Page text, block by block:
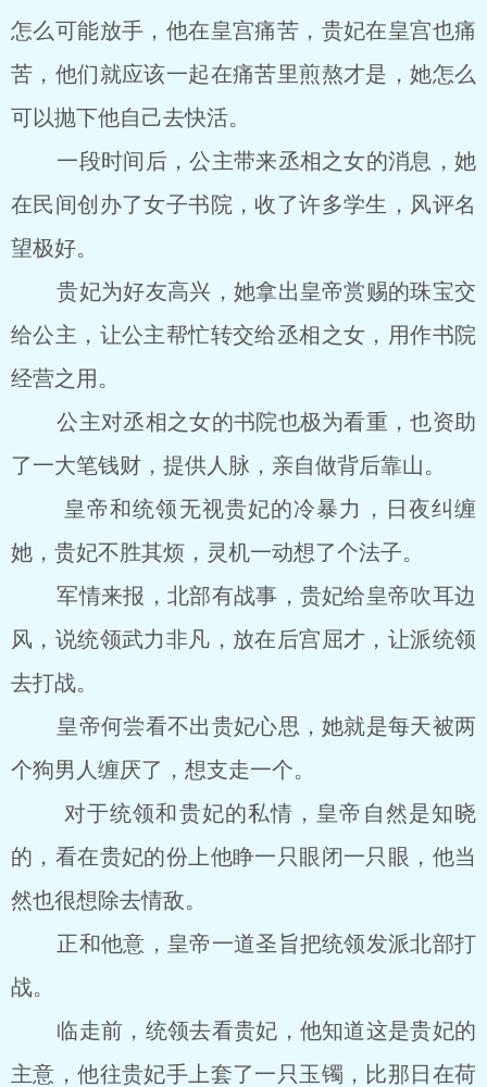
怎么可能放手，他在皇宫痛苦，贵妃在皇宫也痛
苦，他们就应该一起在痛苦里煎熬才是，她怎么
可以抛下他自己去快活。
一段时间后，公主带来丞相之女的消息，她
在民间创办了女子书院，收了许多学生，风评名
望极好。
贵妃为好友高兴，她拿出皇帝赏赐的珠宝交
给公主，让公主帮忙转交给丞相之女，用作书院
经营之用。
公主对丞相之女的书院也极为看重，也资助
了一大笔钱财，提供人脉，亲自做背后靠山。
皇帝和统领无视贵妃的冷暴力，日夜纠缠
她，贵妃不胜其烦，灵机一动想了个法子。
军情来报，北部有战事，贵妃给皇帝吹耳边
风，说统领武力非凡，放在后宫屈才，让派统领
去打战。
皇帝何尝看不出贵妃心思，她就是每天被两
个狗男人缠厌了，想支走一个。
对于统领和贵妃的私情，皇帝自然是知晓
的，看在贵妃的份上他睁一只眼闭一只眼，他当
然也很想除去情敌。
正和他意，皇帝一道圣旨把统领发派北部打
战。
临走前，统领去看贵妃，他知道这是贵妃的
主意，他往贵妃手上套了一只玉镯，比那日在荷